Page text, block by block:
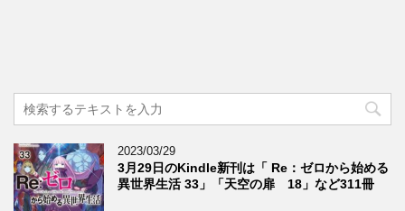
2023/03/29
3月29日のKindle新刊は「 Re：ゼロから始める
異世界生活 33」「天空の扉 18」など311冊